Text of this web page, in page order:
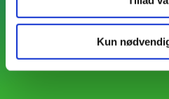
Kun